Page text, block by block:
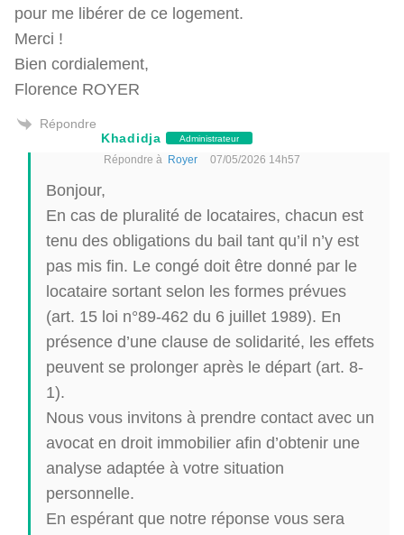
pour me libérer de ce logement.
Merci !
Bien cordialement,
Florence ROYER
Répondre
Khadidja
Administrateur
Répondre à Royer 07/05/2026 14h57
Bonjour,
En cas de pluralité de locataires, chacun est
tenu des obligations du bail tant qu’il n’y est
pas mis fin. Le congé doit être donné par le
locataire sortant selon les formes prévues
(art. 15 loi n°89-462 du 6 juillet 1989). En
présence d’une clause de solidarité, les effets
peuvent se prolonger après le départ (art. 8-
1).
Nous vous invitons à prendre contact avec un
avocat en droit immobilier afin d’obtenir une
analyse adaptée à votre situation
personnelle.
En espérant que notre réponse vous sera